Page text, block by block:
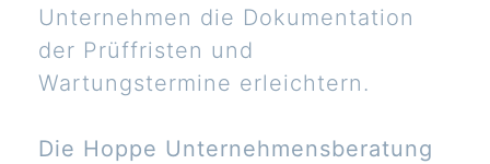
Unternehmen die Dokumentation
der Prüffristen und
Wartungstermine erleichtern.
Die Hoppe Unternehmensberatung